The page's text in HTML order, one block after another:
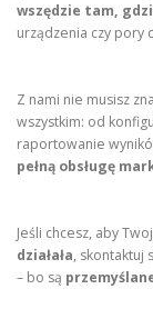
wszędzie tam,
urządzenia czy pory
Z nami nie musisz
wszystkim: od
raportowanie
pełną obsługę
Jeśli chcesz, aby
działała, skontaktuj
– bo są